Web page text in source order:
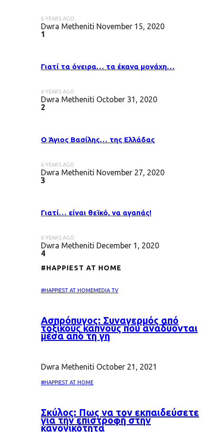
6 YEARS AGO
Dwra Metheniti November 15, 2020
1
Γιατί τα όνειρα… τα έκανα μονάχη…
6 YEARS AGO
Dwra Metheniti October 31, 2020
2
Ο Άγιος Βασίλης… της Ελλάδας
6 YEARS AGO
Dwra Metheniti November 27, 2020
3
Γιατί… είναι θεϊκό, να αγαπάς!
6 YEARS AGO
Dwra Metheniti December 1, 2020
4
#HAPPIEST AT HOME
#HAPPIEST AT HOMEMEDIA TV
Ασπρόπυγος: Συναγερμός από
τοξικούς καπνούς που αναδύονται
μέσα από τη γη
Dwra Metheniti October 21, 2021
#HAPPIEST AT HOME
Σκύλος: Πως να τον εκπαιδεύσετε
για την επιστροφή στην
κανονικότητα